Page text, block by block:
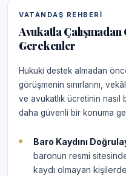
VATANDAŞ REHBERI
Avukatla
Gerekenler
Hukuki destek almadan
görüşmenin sınırlarını,
ve avukatlık ücretinin nasıl
daha güvenli bir konuma
Baro Kaydını
baronun resmi
kaydı olmayan